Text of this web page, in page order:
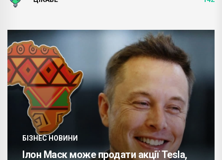
БІЗНЕС НОВИНИ
Ілон Маск може продати акції Tesla,